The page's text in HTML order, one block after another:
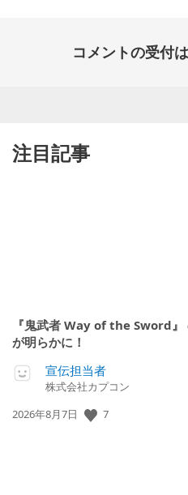
コメントの受付
注目記事
『鬼武者 Way of the Sword
が明らかに！
宣伝担当者
株式会社カプコン
公
2026年8月7日 7